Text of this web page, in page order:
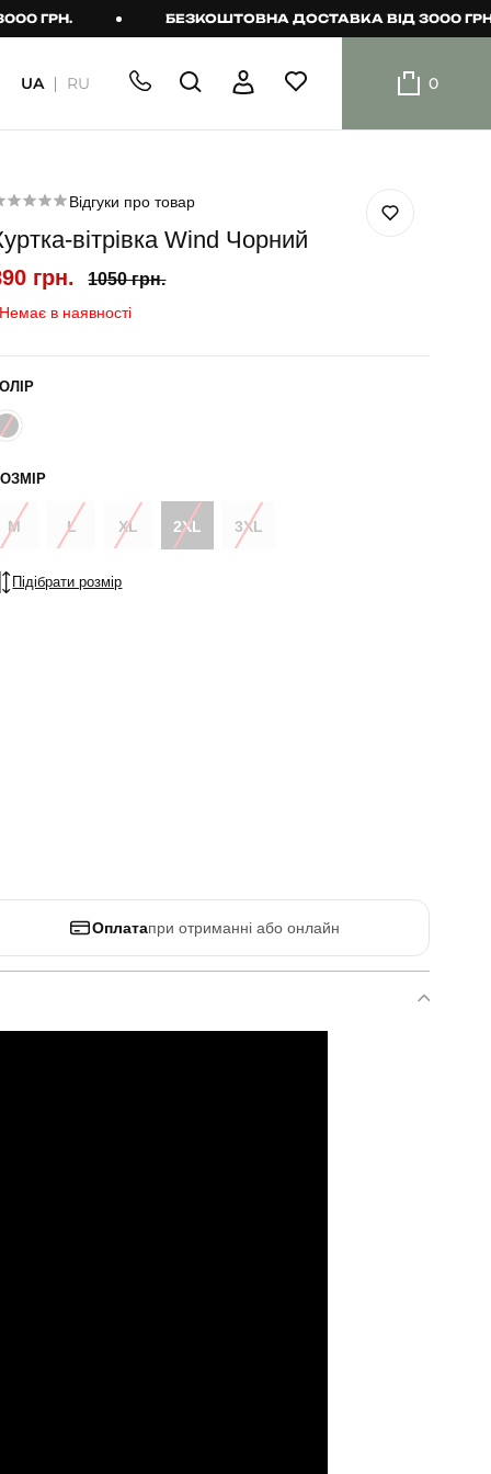
БЕЗКОШТОВНА ДОСТАВКА ВІД 3000 ГРН.
шорти
Шорти
UA RU 0
Відгуки про товар
вітрівка Wind Чорний
грн. 1050 грн.
Немає в наявності
M L XL 2XL 3XL
Підібрати розмір
Оплатапри отриманні або онлайн